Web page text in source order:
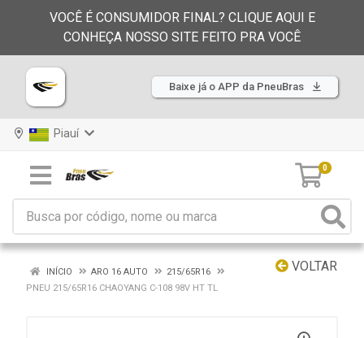
VOCÊ É CONSUMIDOR FINAL? CLIQUE AQUI E
CONHEÇA NOSSO SITE FEITO PRA VOCÊ
Baixe já o APP da PneuBras
Piauí
0
VOLTAR
INÍCIO ARO 16 AUTO
215/65R16
PNEU 215/65R16 CHAOYANG C-108 98V HT TL